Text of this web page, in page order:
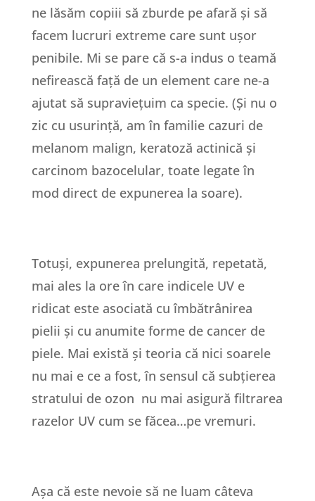
ne lăsăm copiii să zburde pe afară și să
facem lucruri extreme care sunt ușor
penibile. Mi se pare că s-a indus o teamă
nefirească față de un element care ne-a
ajutat să supraviețuim ca specie. (Și nu o
zic cu usurință, am în familie cazuri de
melanom malign, keratoză actinică și
carcinom bazocelular, toate legate în
mod direct de expunerea la soare).
Totuși, expunerea prelungită, repetată,
mai ales la ore în care indicele UV e
ridicat este asociată cu îmbătrânirea
pielii și cu anumite forme de cancer de
piele. Mai există și teoria că nici soarele
nu mai e ce a fost, în sensul că subțierea
stratului de ozon nu mai asigură filtrarea
razelor UV cum se făcea…pe vremuri.
Așa că este nevoie să ne luam câteva